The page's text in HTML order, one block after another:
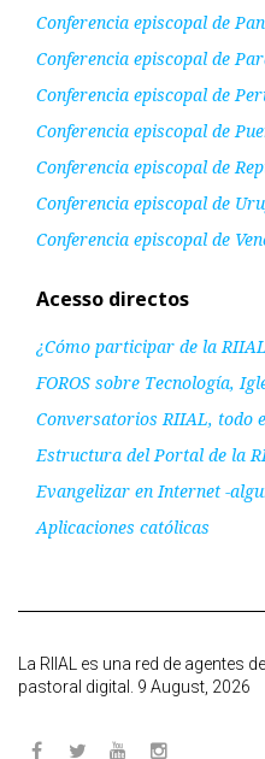
Conferencia episcopal de
Conferencia episcopal de
Conferencia episcopal de
Conferencia episcopal de
Conferencia episcopal de
Conferencia episcopal de
Conferencia episcopal de
Acesso directos
¿Cómo participar de la
FOROS sobre Tecnología,
Conversatorios RIIAL, todo
Estructura del Portal de la
Evangelizar en Internet -
Aplicaciones católicas
La RIIAL es una red de agentes
pastoral digital. 9 August, 2026